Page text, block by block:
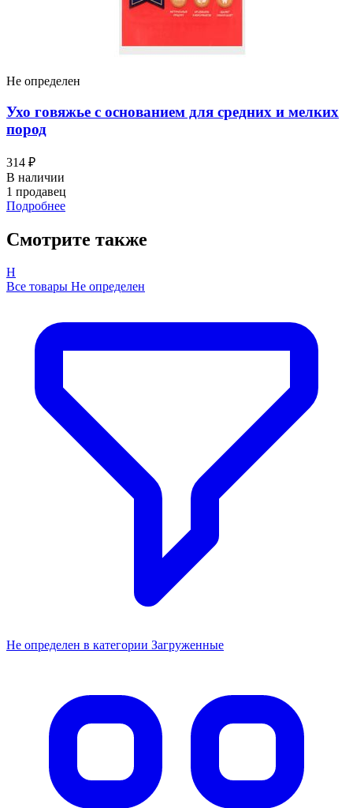
Не определен
Ухо говяжье с основанием для средних и мелких
пород
314 ₽
В наличии
1 продавец
Подробнее
Смотрите также
Н
Все товары Не определен
Не определен в категории Загруженные